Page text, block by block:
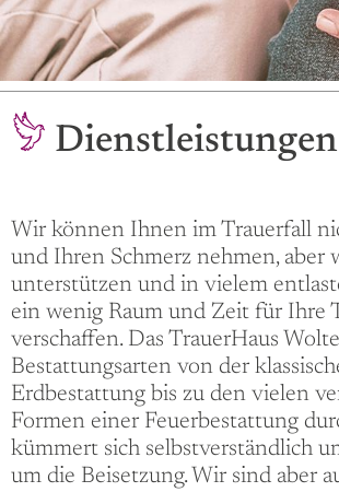
Dienstleistungen
Wir können Ihnen im Trauerfall
und Ihren Schmerz nehmen, aber
unterstützen und in vielem
ein wenig Raum und Zeit für Ihre
verschaffen. Das TrauerHaus
Bestattungsarten von der
Erdbestattung bis zu den vielen
Formen einer Feuerbestattung
kümmert sich selbstverständlich
um die Beisetzung. Wir sind aber